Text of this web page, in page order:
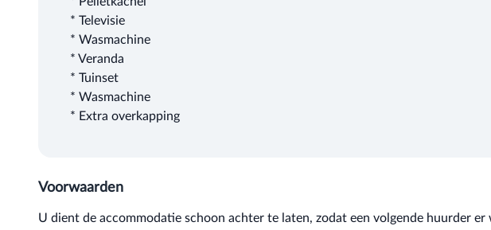
* Televisie
* Wasmachine
* Veranda
* Tuinset
* Wasmachine
* Extra overkapping
Voorwaarden
U dient de accommodatie schoon achter te laten, zodat een volgende huurder er